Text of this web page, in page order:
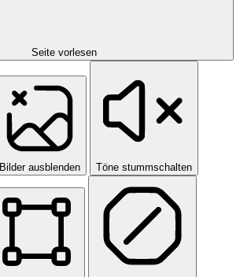
Seite vorlesen
Bilder ausblenden Töne stummschalten